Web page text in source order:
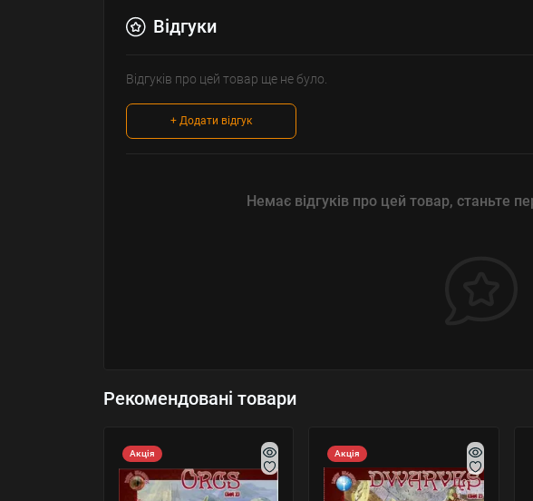
Відгуки
Відгуків про цей товар ще не було.
+ Додати відгук
Немає відгуків про цей товар, станьте
Рекомендовані товари
Акція Акція